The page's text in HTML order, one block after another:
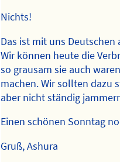
Nichts!
Das ist mit uns Deutschen
Wir können heute die
so grausam sie auch
machen. Wir sollten dazu
aber nicht ständig
Einen schönen Sonntag
Gruß, Ashura